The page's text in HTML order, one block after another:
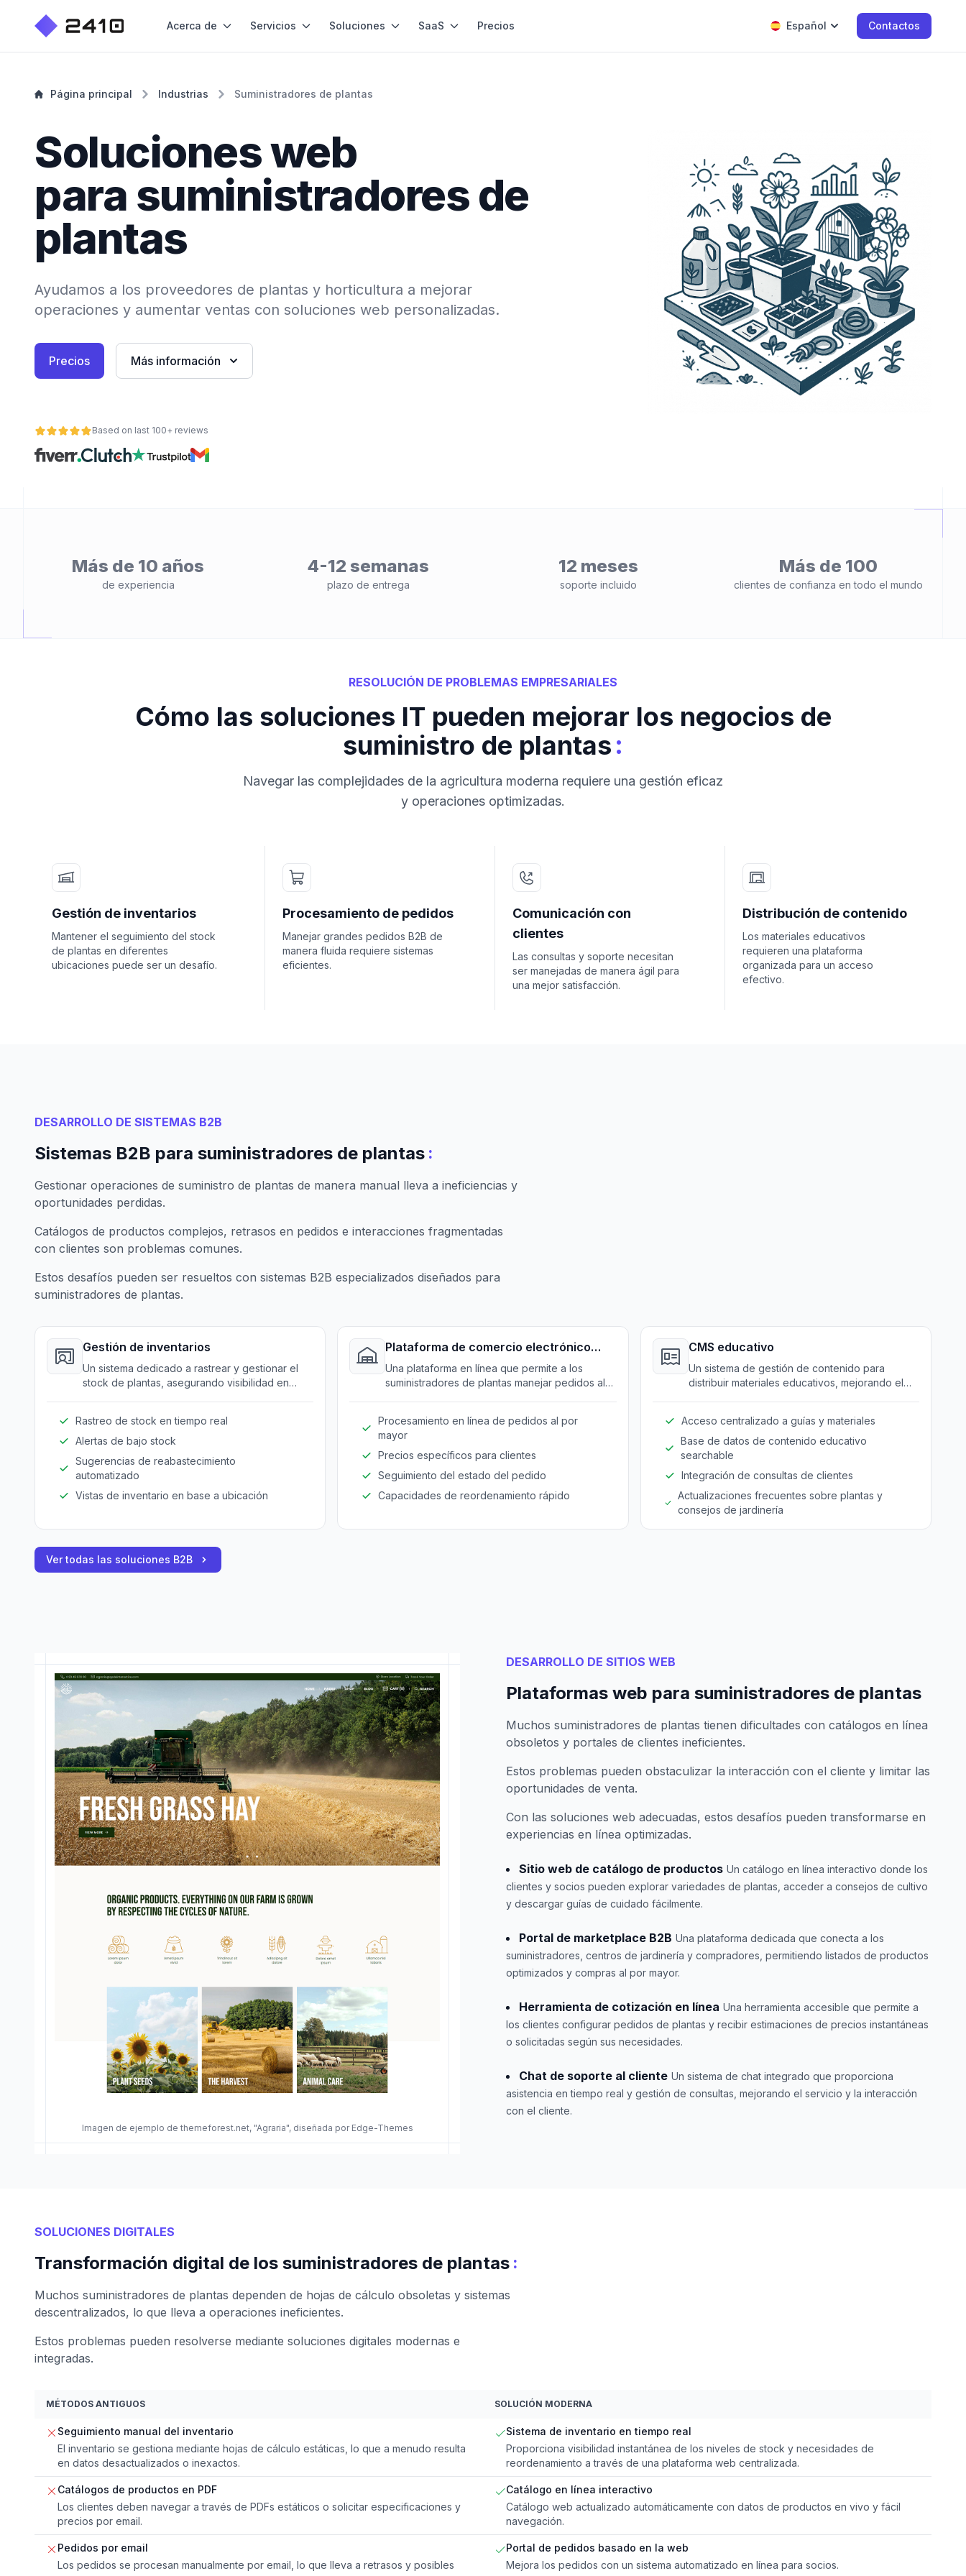
Acerca de Servicios Soluciones SaaS Precios Español Contactos
Página principal Industrias Suministradores de plantas
Soluciones web
para suministradores de
plantas
Ayudamos a los proveedores de plantas y horticultura a mejorar
operaciones y aumentar ventas con soluciones web personalizadas.
Precios Más información
Based on last 100+ reviews
Más de 10 años
de experiencia
4-12 semanas
plazo de entrega
12 meses
soporte incluido
Más de 100
clientes de confianza en todo el mundo
RESOLUCIÓN DE PROBLEMAS EMPRESARIALES
Cómo las soluciones IT pueden mejorar los negocios de
suministro de plantas:
Navegar las complejidades de la agricultura moderna requiere una gestión eficaz
y operaciones optimizadas.
Gestión de inventarios
Mantener el seguimiento del stock
de plantas en diferentes
ubicaciones puede ser un desafío.
Procesamiento de pedidos
Manejar grandes pedidos B2B de
manera fluida requiere sistemas
eficientes.
Comunicación con
clientes
Las consultas y soporte necesitan
ser manejadas de manera ágil para
una mejor satisfacción.
Distribución de contenido
Los materiales educativos
requieren una plataforma
organizada para un acceso
efectivo.
DESARROLLO DE SISTEMAS B2B
Sistemas B2B para suministradores de plantas :
Gestionar operaciones de suministro de plantas de manera manual lleva a ineficiencias y
oportunidades perdidas.
Catálogos de productos complejos, retrasos en pedidos e interacciones fragmentadas
con clientes son problemas comunes.
Estos desafíos pueden ser resueltos con sistemas B2B especializados diseñados para
suministradores de plantas.
Gestión de inventarios
Un sistema dedicado a rastrear y gestionar el
stock de plantas, asegurando visibilidad en
Rastreo de stock en tiempo real
Alertas de bajo stock
Sugerencias de reabastecimiento
automatizado
Vistas de inventario en base a ubicación
Plataforma de comercio electrónico
B2B
Una plataforma en línea que permite a los
suministradores de plantas manejar pedidos al
Procesamiento en línea de pedidos al por
mayor
Precios específicos para clientes
Seguimiento del estado del pedido
Capacidades de reordenamiento rápido
CMS educativo
Un sistema de gestión de contenido para
distribuir materiales educativos, mejorando el
Acceso centralizado a guías y materiales
Base de datos de contenido educativo
searchable
Integración de consultas de clientes
Actualizaciones frecuentes sobre plantas y
consejos de jardinería
Ver todas las soluciones B2B
Imagen de ejemplo de themeforest.net, "Agraria", diseñada por Edge-Themes
DESARROLLO DE SITIOS WEB
Plataformas web para suministradores de plantas
Muchos suministradores de plantas tienen dificultades con catálogos en línea
obsoletos y portales de clientes ineficientes.
Estos problemas pueden obstaculizar la interacción con el cliente y limitar las
oportunidades de venta.
Con las soluciones web adecuadas, estos desafíos pueden transformarse en
experiencias en línea optimizadas.
Sitio web de catálogo de productos Un catálogo en línea interactivo donde los
clientes y socios pueden explorar variedades de plantas, acceder a consejos de cultivo
y descargar guías de cuidado fácilmente.
Portal de marketplace B2B Una plataforma dedicada que conecta a los
suministradores, centros de jardinería y compradores, permitiendo listados de productos
optimizados y compras al por mayor.
Herramienta de cotización en línea Una herramienta accesible que permite a
los clientes configurar pedidos de plantas y recibir estimaciones de precios instantáneas
o solicitadas según sus necesidades.
Chat de soporte al cliente Un sistema de chat integrado que proporciona
asistencia en tiempo real y gestión de consultas, mejorando el servicio y la interacción
con el cliente.
SOLUCIONES DIGITALES
Transformación digital de los suministradores de plantas :
Muchos suministradores de plantas dependen de hojas de cálculo obsoletas y sistemas
descentralizados, lo que lleva a operaciones ineficientes.
Estos problemas pueden resolverse mediante soluciones digitales modernas e
integradas.
MÉTODOS ANTIGUOS SOLUCIÓN MODERNA
Seguimiento manual del inventario
El inventario se gestiona mediante hojas de cálculo estáticas, lo que a menudo resulta
en datos desactualizados o inexactos.
Sistema de inventario en tiempo real
Proporciona visibilidad instantánea de los niveles de stock y necesidades de
reordenamiento a través de una plataforma web centralizada.
Catálogos de productos en PDF
Los clientes deben navegar a través de PDFs estáticos o solicitar especificaciones y
precios por email.
Catálogo en línea interactivo
Catálogo web actualizado automáticamente con datos de productos en vivo y fácil
navegación.
Pedidos por email
Los pedidos se procesan manualmente por email, lo que lleva a retrasos y posibles
Portal de pedidos basado en la web
Mejora los pedidos con un sistema automatizado en línea para socios.